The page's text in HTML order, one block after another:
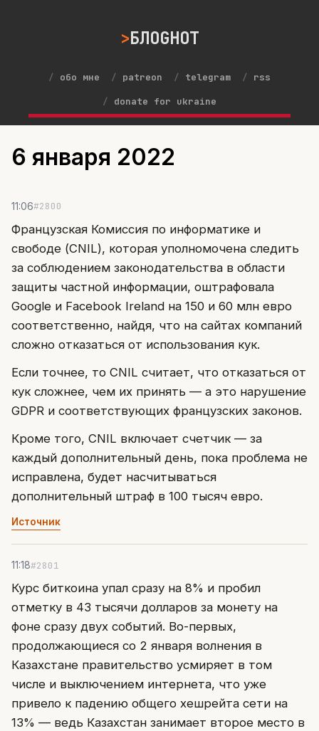
БЛОGНОТ
обо мне patreon telegram
rss
donate for ukraine
6 января 2022
11:06#2800
Французская Комиссия по информатике и
свободе (CNIL), которая уполномочена следить
за соблюдением законодательства в области
защиты частной информации, оштрафовала
Google и Facebook Ireland на 150 и 60 млн евро
соответственно, найдя, что на сайтах компаний
сложно отказаться от использования кук.
Если точнее, то CNIL считает, что отказаться от
кук сложнее, чем их принять — а это нарушение
GDPR и соответствующих французских законов.
Кроме того, CNIL включает счетчик — за
каждый дополнительный день, пока проблема не
исправлена, будет насчитываться
дополнительный штраф в 100 тысяч евро.
Источник
11:18#2801
Курс биткоина упал сразу на 8% и пробил
отметку в 43 тысячи долларов за монету на
фоне сразу двух событий. Во-первых,
продолжающиеся со 2 января волнения в
Казахстане правительство усмиряет в том
числе и выключением интернета, что уже
привело к падению общего хешрейта сети на
13% — ведь Казахстан занимает второе место в